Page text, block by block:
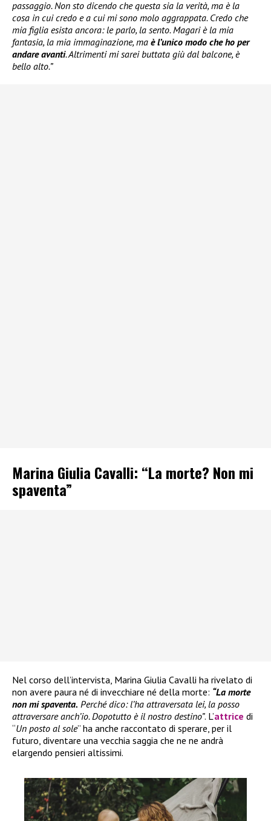
passaggio. Non sto dicendo che questa sia la verità, ma è la
cosa in cui credo e a cui mi sono molo aggrappata. Credo che
mia figlia esista ancora: le parlo, la sento. Magari è la mia
fantasia, la mia immaginazione, ma è l’unico modo che ho per
andare avanti. Altrimenti mi sarei buttata giù dal balcone, è
bello alto.”
Marina Giulia Cavalli: “La morte? Non mi
spaventa”
Nel corso dell’intervista, Marina Giulia Cavalli ha rivelato di
non avere paura né di invecchiare né della morte: “La morte
non mi spaventa. Perché dico: l’ha attraversata lei, la posso
attraversare anch’io. Dopotutto è il nostro destino”. L’attrice di
“Un posto al sole” ha anche raccontato di sperare, per il
futuro, diventare una vecchia saggia che ne ne andrà
elargendo pensieri altissimi.